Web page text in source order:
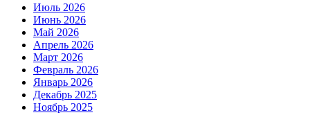
Июль 2026
Июнь 2026
Май 2026
Апрель 2026
Март 2026
Февраль 2026
Январь 2026
Декабрь 2025
Ноябрь 2025